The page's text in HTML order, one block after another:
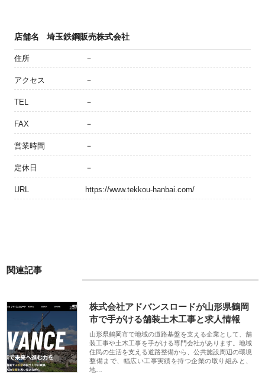
店舗名 埼玉鉄鋼販売株式会社
住所 －
アクセス －
TEL －
FAX －
営業時間 －
定休日 －
URL https://www.tekkou-hanbai.com/
関連記事
株式会社アドバンスロードが山形県鶴岡
市で手がける舗装土木工事と求人情報
山形県鶴岡市で地域の道路基盤を支える企業として、舗
装工事や土木工事を手がける専門会社があります。地域
住民の生活を支える道路整備から、公共施設周辺の環境
整備まで、幅広い工事実績を持つ企業の取り組みと、
地…